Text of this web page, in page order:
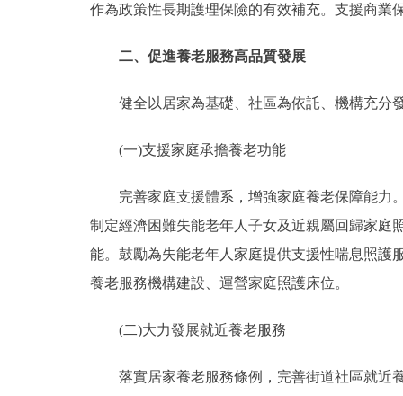
作為政策性長期護理保險的有效補充。支援商業
二、促進養老服務高品質發展
健全以居家為基礎、社區為依託、機構充分發
(一)支援家庭承擔養老功能
完善家庭支援體系，增強家庭養老保障能力。
制定經濟困難失能老年人子女及近親屬回歸家庭
能。鼓勵為失能老年人家庭提供支援性喘息照護
養老服務機構建設、運營家庭照護床位。
(二)大力發展就近養老服務
落實居家養老服務條例，完善街道社區就近養